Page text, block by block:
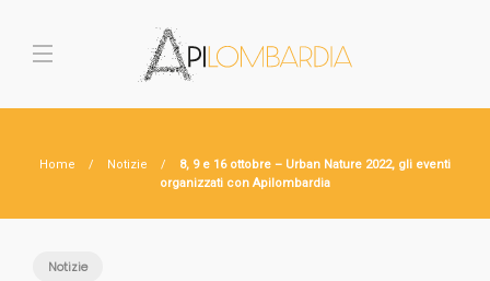
Home Notizie
8, 9 e 16 ottobre – Urban Nature 2022, gli eventi
organizzati con Apilombardia
Notizie